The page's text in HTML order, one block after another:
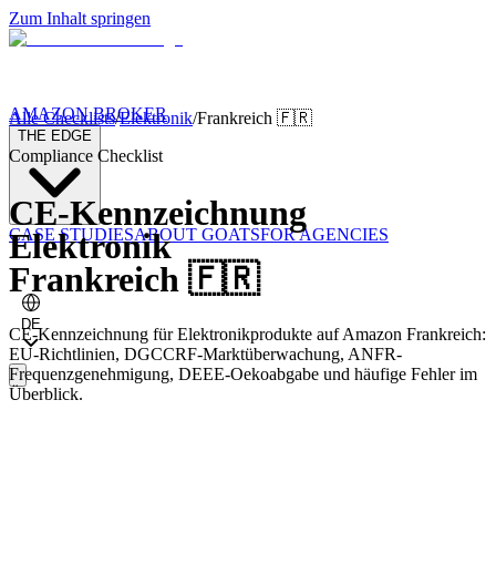
Zum Inhalt springen
AMAZON BROKER
THE EDGE
CASE STUDIESABOUT GOATSFOR AGENCIES
DE
Alle Checklists/Elektronik/Frankreich 🇫🇷
Compliance Checklist
CE-Kennzeichnung
Elektronik
Frankreich 🇫🇷
CE-Kennzeichnung für Elektronikprodukte auf Amazon Frankreich:
EU-Richtlinien, DGCCRF-Marktüberwachung, ANFR-
Frequenzgenehmigung, DEEE-Oekoabgabe und häufige Fehler im
Überblick.